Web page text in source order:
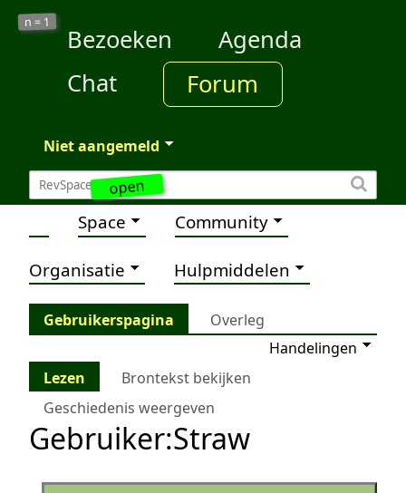
open
n = 1
Bezoeken
Agenda
Chat
Forum
Niet aangemeld
Space Community
Organisatie Hulpmiddelen
Gebruikerspagina
Overleg
Handelingen
Lezen
Brontekst bekijken
Geschiedenis weergeven
Gebruiker:Straw